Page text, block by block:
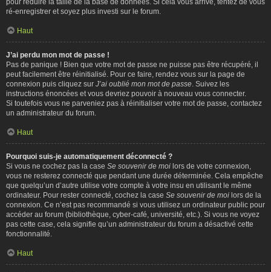
ré-enregistrer et soyez plus investi sur le forum.
Haut
J’ai perdu mon mot de passe !
Pas de panique ! Bien que votre mot de passe ne puisse pas être récupéré, il
peut facilement être réinitialisé. Pour ce faire, rendez vous sur la page de
connexion puis cliquez sur J’ai oublié mon mot de passe . Suivez les
instructions énoncées et vous devriez pouvoir à nouveau vous connecter.
Si toutefois vous ne parveniez pas à réinitialiser votre mot de passe, contactez
un administrateur du forum.
Haut
Pourquoi suis-je automatiquement déconnecté ?
Si vous ne cochez pas la case Se souvenir de moi lors de votre connexion,
vous ne resterez connecté que pendant une durée déterminée. Cela empêche
que quelqu’un d’autre utilise votre compte à votre insu en utilisant le même
ordinateur. Pour rester connecté, cochez la case Se souvenir de moi lors de la
connexion. Ce n’est pas recommandé si vous utilisez un ordinateur public pour
accéder au forum (bibliothèque, cyber-café, université, etc.). Si vous ne voyez
pas cette case, cela signifie qu’un administrateur du forum a désactivé cette
fonctionnalité.
Haut